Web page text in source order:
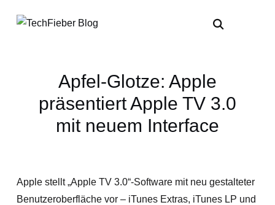
Apfel-Glotze: Apple
präsentiert Apple TV 3.0
mit neuem Interface
Apple stellt „Apple TV 3.0“-Software mit neu gestalteter
Benutzeroberfläche vor – iTunes Extras, iTunes LP und